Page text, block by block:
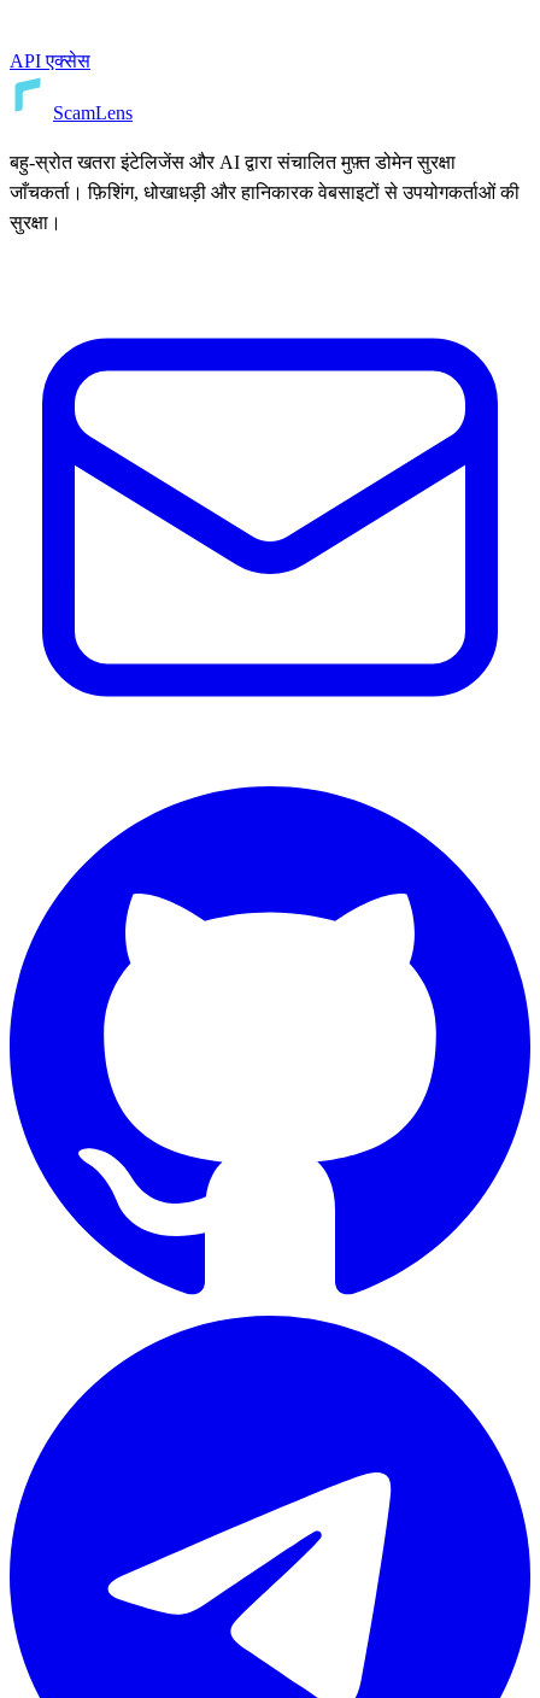
API एक्सेस
ScamLens
बहु-स्रोत खतरा इंटेलिजेंस और AI द्वारा संचालित मुफ़्त डोमेन सुरक्षा
जाँचकर्ता। फ़िशिंग, धोखाधड़ी और हानिकारक वेबसाइटों से उपयोगकर्ताओं की
सुरक्षा।